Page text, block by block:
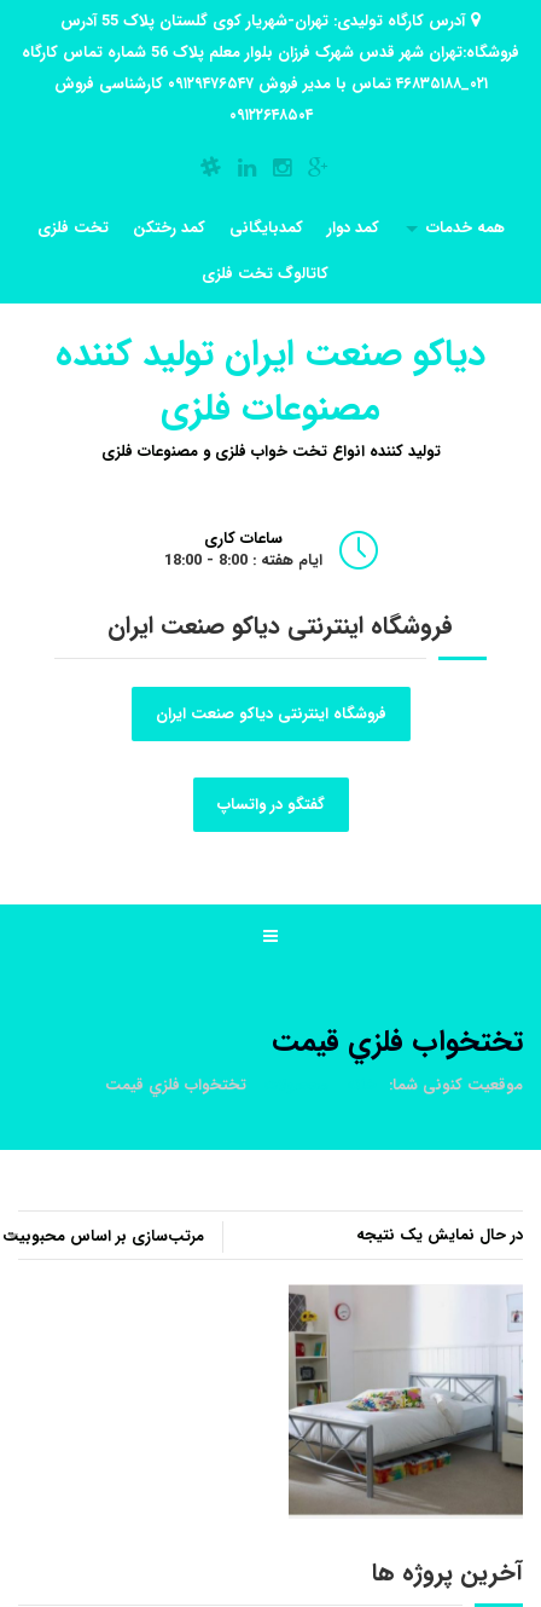
آدرس کارگاه تولیدی: تهران-شهریار کوی گلستان پلاک 55 آدرس
فروشگاه:تهران شهر قدس شهرک فرزان بلوار معلم پلاک 56 شماره تماس کارگاه
۰۲۱_۴۶۸۳۵۱۸۸ تماس با مدیر فروش ۰۹۱۲۹۴۷۶۵۴۷ کارشناسی فروش
۰۹۱۲۲۶۴۸۵۰۴
همه خدمات کمد دوار کمدبایگانی کمد رختکن
تخت فلزی
کاتالوگ تخت فلزی
دیاکو صنعت ایران تولید کننده
مصنوعات فلزی
تولید کننده انواع تخت خواب فلزی و مصنوعات فلزی
ساعات کاری
ایام هفته : 8:00 - 18:00
فروشگاه اینترنتی دیاکو صنعت ایران
فروشگاه اینترنتی دیاکو صنعت ایران
گفتگو در واتساپ
تختخواب فلزي قيمت
موقعیت کنونی شما: تختخواب فلزي قيمت
در حال نمایش یک نتیجه
آخرین پروژه ها